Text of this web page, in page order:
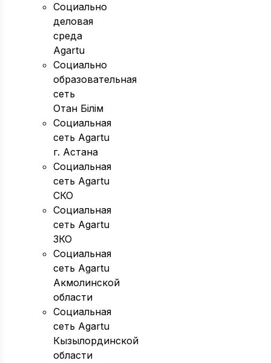
Социально
деловая
среда
Agartu
Социально
образовательная
сеть
Отан Бiлiм
Социальная
сеть Agartu
г. Астана
Социальная
сеть Agartu
СКО
Социальная
сеть Agartu
ЗКО
Социальная
сеть Agartu
Акмолинской
области
Социальная
сеть Agartu
Кызылординской
области